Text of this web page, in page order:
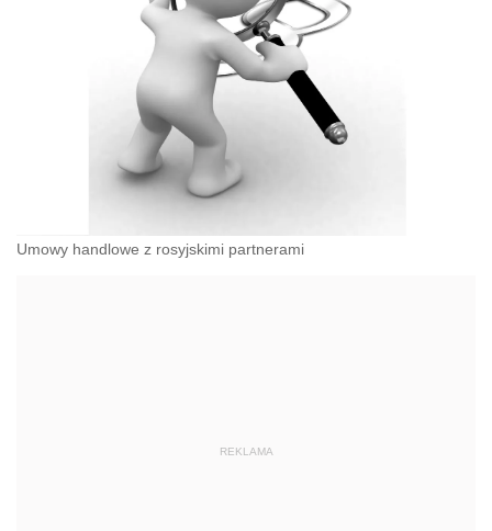
Umowy handlowe z rosyjskimi partnerami